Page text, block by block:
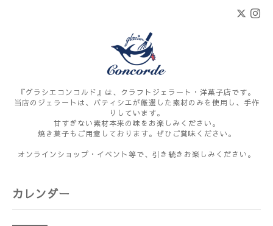
『グラシエコンコルド』は、クラフトジェラート・洋菓子店です。
当店のジェラートは、パティシエが厳選した素材のみを使用し、手作
りしています。
甘すぎない素材本来の味をお楽しみください。
焼き菓子もご用意しております。ぜひご賞味ください。
オンラインショップ・イベント等で、引き続きお楽しみください。
カレンダー